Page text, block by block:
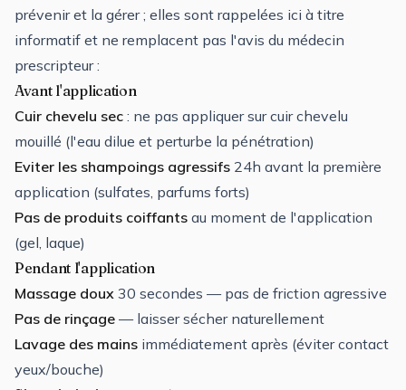
prévenir et la gérer ; elles sont rappelées ici à titre
informatif et ne remplacent pas l'avis du médecin
prescripteur :
Avant l'application
Cuir chevelu sec : ne pas appliquer sur cuir chevelu
mouillé (l'eau dilue et perturbe la pénétration)
Eviter les shampoings agressifs 24h avant la première
application (sulfates, parfums forts)
Pas de produits coiffants au moment de l'application
(gel, laque)
Pendant l'application
Massage doux 30 secondes — pas de friction agressive
Pas de rinçage — laisser sécher naturellement
Lavage des mains immédiatement après (éviter contact
yeux/bouche)